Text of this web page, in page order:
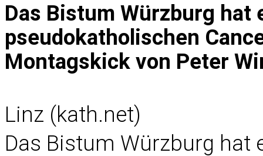
Das Bistum Würzburg
pseudokatholischen
Montagskick von Peter
Linz (kath.net)
Das Bistum Würzburg hat